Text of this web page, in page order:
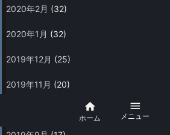
2020年2月 (32)
2020年1月 (32)
2019年12月 (25)
2019年11月 (20)

ホーム

メニュー